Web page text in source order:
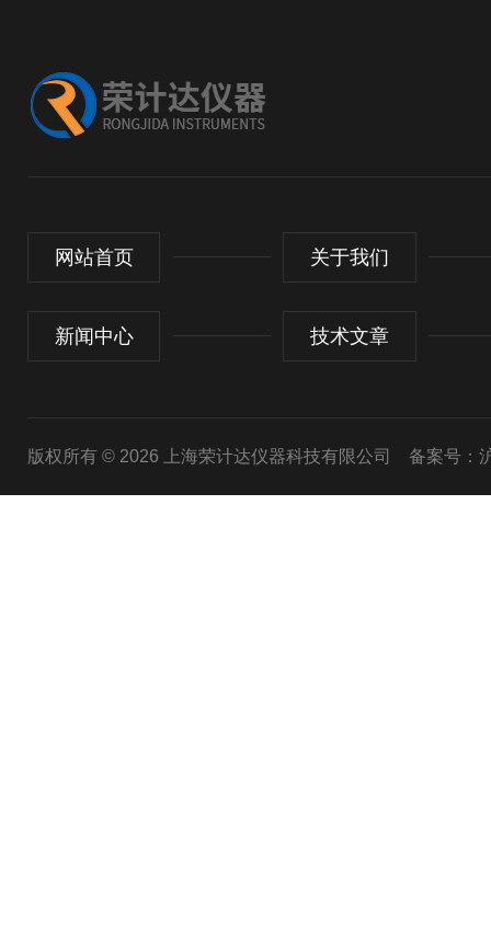
网站首页 关于我们
新闻中心 技术文章
版权所有 © 2026 上海荣计达仪器科技有限公司 备案号：